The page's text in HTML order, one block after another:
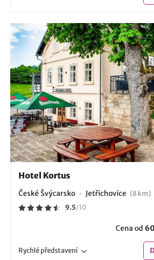
Hotel Kortus
České Švýcarsko Jetřichovice (8 km)
9.5/10
Cena od
Rychlépředstavení